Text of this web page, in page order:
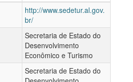
http://www.sedetur.al.gov.
br/
Secretaria de Estado do
Desenvolvimento
Econômico e Turismo
Secretaria de Estado do